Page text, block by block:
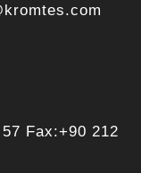
Fax:+90 212